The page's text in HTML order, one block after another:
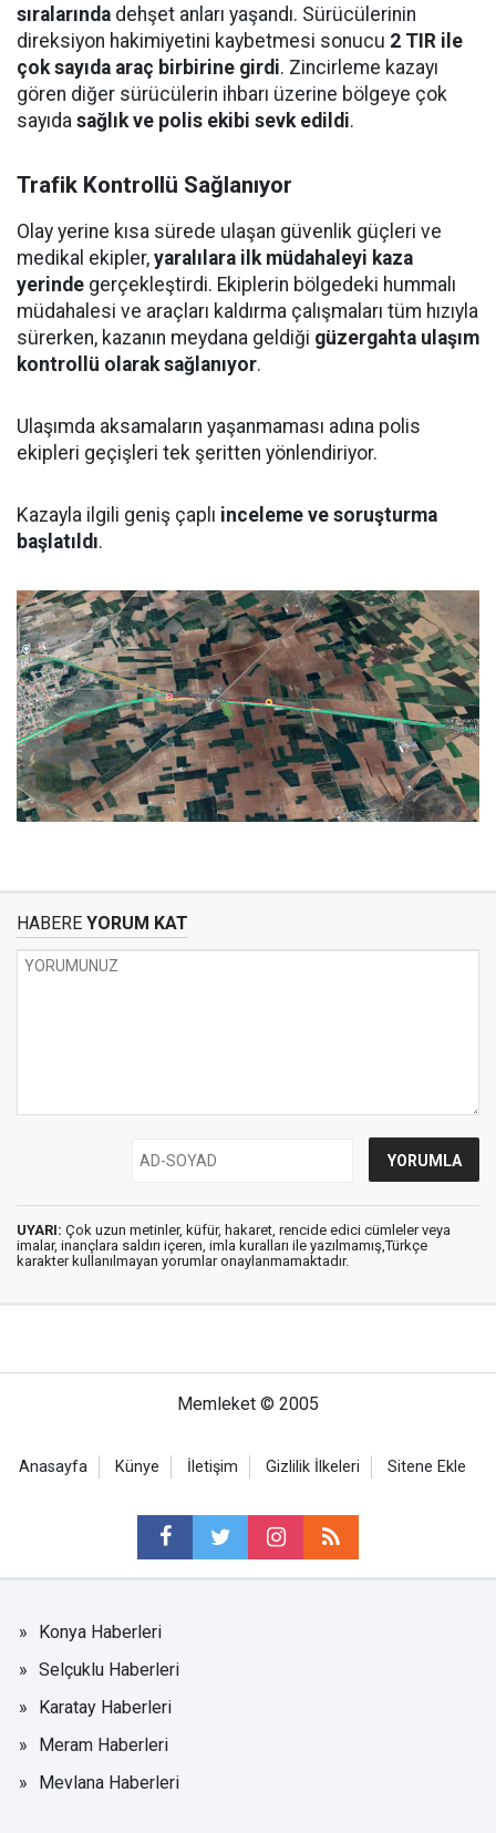
sıralarında dehşet anları yaşandı. Sürücülerinin
direksiyon hakimiyetini kaybetmesi sonucu 2 TIR ile
çok sayıda araç birbirine girdi. Zincirleme kazayı
gören diğer sürücülerin ihbarı üzerine bölgeye çok
sayıda sağlık ve polis ekibi sevk edildi.
Trafik Kontrollü Sağlanıyor
Olay yerine kısa sürede ulaşan güvenlik güçleri ve
medikal ekipler, yaralılara ilk müdahaleyi kaza
yerinde gerçekleştirdi. Ekiplerin bölgedeki hummalı
müdahalesi ve araçları kaldırma çalışmaları tüm hızıyla
sürerken, kazanın meydana geldiği güzergahta ulaşım
kontrollü olarak sağlanıyor.
Ulaşımda aksamaların yaşanmaması adına polis
ekipleri geçişleri tek şeritten yönlendiriyor.
Kazayla ilgili geniş çaplı inceleme ve soruşturma
başlatıldı.
HABERE YORUM KAT
UYARI: Çok uzun metinler, küfür, hakaret, rencide edici cümleler veya
imalar, inançlara saldırı içeren, imla kuralları ile yazılmamış,Türkçe
karakter kullanılmayan yorumlar onaylanmamaktadır.
Memleket © 2005
Anasayfa Künye İletişim Gizlilik İlkeleri Sitene Ekle
Konya Haberleri
Selçuklu Haberleri
Karatay Haberleri
Meram Haberleri
Mevlana Haberleri